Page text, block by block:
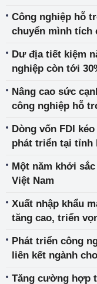
Công nghiệp hỗ
chuyển mình tích
Dư địa tiết kiệm
nghiệp còn tới
Nâng cao sức
công nghiệp hỗ
Dòng vốn FDI
phát triển tại tỉnh
Một năm khởi
Việt Nam
Xuất nhập khẩu
tăng cao, triển
Phát triển công
liên kết ngành
Tăng cường hợp